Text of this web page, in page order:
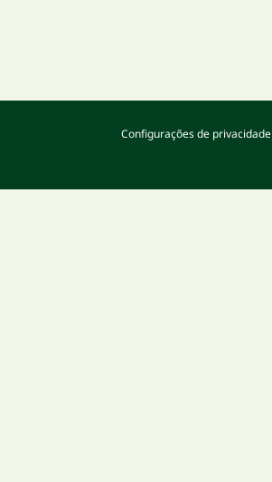
Configurações de privacidade